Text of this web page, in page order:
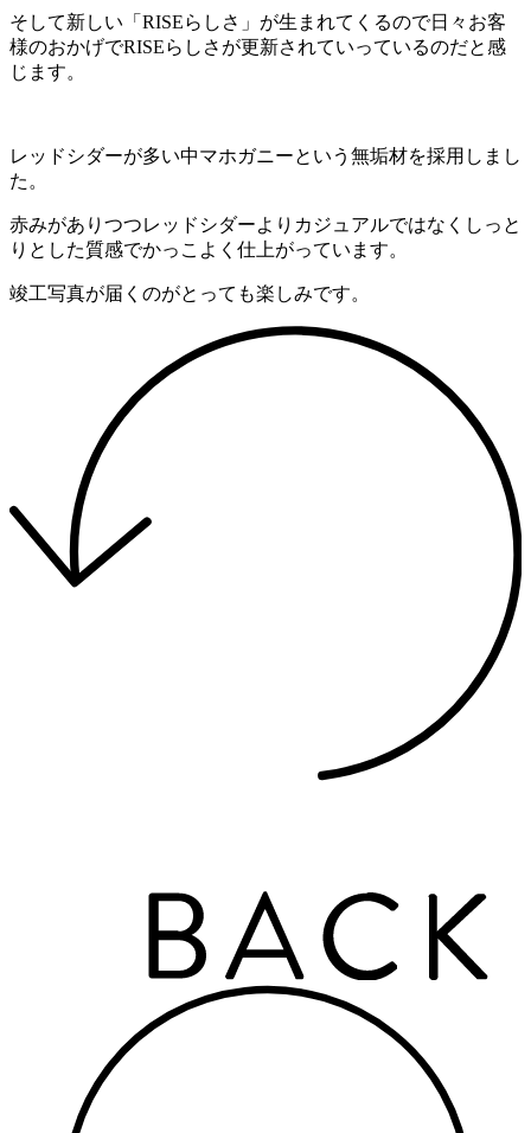
そして新しい「RISEらしさ」が生まれてくるので日々お客
様のおかげでRISEらしさが更新されていっているのだと感
じます。
レッドシダーが多い中マホガニーという無垢材を採用しまし
た。
赤みがありつつレッドシダーよりカジュアルではなくしっと
りとした質感でかっこよく仕上がっています。
竣工写真が届くのがとっても楽しみです。